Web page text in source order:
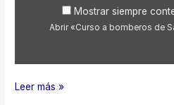
YouTube
Mostrar siempre
Abrir «Curso a bomberos de
Curso
Leer más »